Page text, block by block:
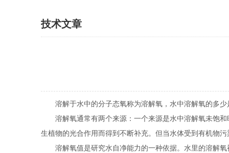
技术文章
溶解于水中的分子态氧称为溶解氧，水中溶解氧的多
溶解氧通常有两个来源：一个来源是水中溶解氧未饱和
生植物的光合作用而得到不断补充。但当水体受到有机物
溶解氧值是研究水自净能力的一种依据。水里的溶解氧